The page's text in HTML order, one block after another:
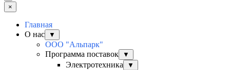
×
Главная
О нас
▼
ООО "Альпарк"
Программа поставок
▼
Электротехника ▼